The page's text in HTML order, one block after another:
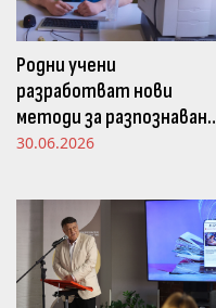
Родни учени
разработват нови
методи за разпознаване
и следене на емоциите
погледа
30.06.2026